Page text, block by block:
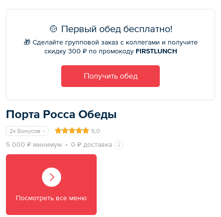
🍲 Первый обед бесплатно!
🎁 Сделайте групповой заказ с коллегами и получите
скидку 300 ₽ по промокоду FIRSTLUNCH
Получить обед
Порта Росса Обеды
2x Бонусов 5,0
5 000 ₽ минимум 0 ₽ доставка
Посмотреть все меню